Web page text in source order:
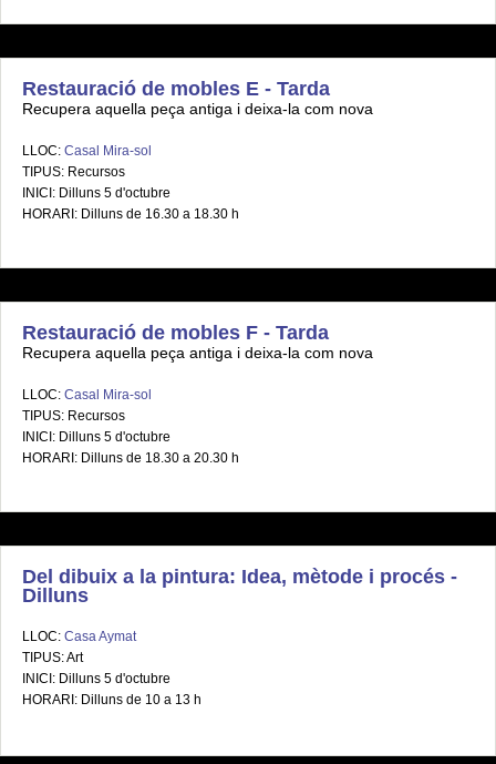
Restauració de mobles E - Tarda
Recupera aquella peça antiga i deixa-la com nova
LLOC: Casal Mira-sol
TIPUS: Recursos
INICI: Dilluns 5 d'octubre
HORARI: Dilluns de 16.30 a 18.30 h
Restauració de mobles F - Tarda
Recupera aquella peça antiga i deixa-la com nova
LLOC: Casal Mira-sol
TIPUS: Recursos
INICI: Dilluns 5 d'octubre
HORARI: Dilluns de 18.30 a 20.30 h
Del dibuix a la pintura: Idea, mètode i procés -
Dilluns
LLOC: Casa Aymat
TIPUS: Art
INICI: Dilluns 5 d'octubre
HORARI: Dilluns de 10 a 13 h